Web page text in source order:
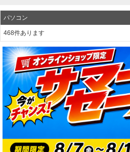
パソコン
468件あります